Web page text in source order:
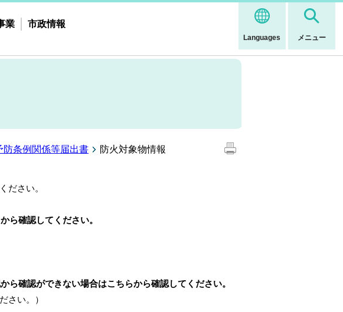
Languages メニュー
業 市政情報
防条例関係等届出書 防火対象物情報
ださい。
ら確認してください。
ら確認ができない場合はこちらから確認してください。
さい。）